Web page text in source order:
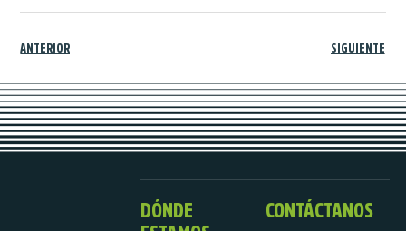
ANTERIOR SIGUIENTE
DÓNDE
CONTÁCTANOS